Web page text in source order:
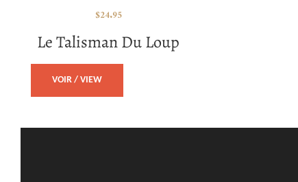
Le Talisman Du Loup
$24.95
VOIR / VIEW